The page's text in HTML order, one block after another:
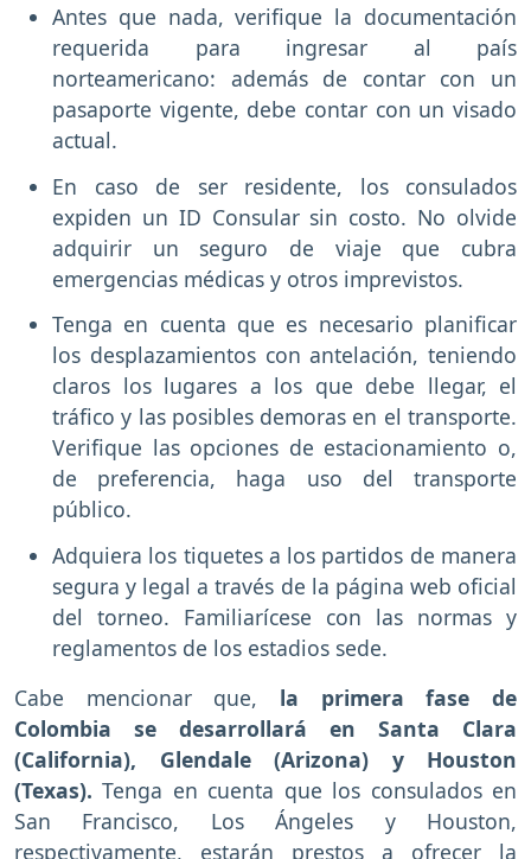
Antes que nada, verifique la documentación
requerida para ingresar al país
norteamericano: además de contar con un
pasaporte vigente, debe contar con un visado
actual.
En caso de ser residente, los consulados
expiden un ID Consular sin costo. No olvide
adquirir un seguro de viaje que cubra
emergencias médicas y otros imprevistos.
Tenga en cuenta que es necesario planificar
los desplazamientos con antelación, teniendo
claros los lugares a los que debe llegar, el
tráfico y las posibles demoras en el transporte.
Verifique las opciones de estacionamiento o,
de preferencia, haga uso del transporte
público.
Adquiera los tiquetes a los partidos de manera
segura y legal a través de la página web oficial
del torneo. Familiarícese con las normas y
reglamentos de los estadios sede.
Cabe mencionar que, la primera fase de
Colombia se desarrollará en Santa Clara
(California), Glendale (Arizona) y Houston
(Texas). Tenga en cuenta que los consulados en
San Francisco, Los Ángeles y Houston,
respectivamente, estarán prestos a ofrecer la